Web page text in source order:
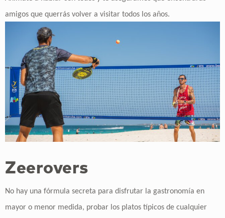
amigos que querrás volver a visitar todos los años.
Zeerovers
No hay una fórmula secreta para disfrutar la gastronomía en
mayor o menor medida, probar los platos típicos de cualquier